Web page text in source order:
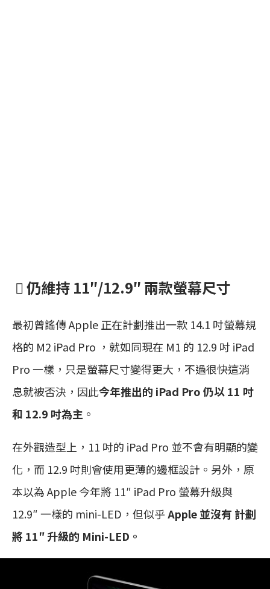
 仍維持 11″/12.9″ 兩款螢幕尺寸
最初曾謠傳 Apple 正在計劃推出一款 14.1 吋螢幕規
格的 M2 iPad Pro ，就如同現在 M1 的 12.9 吋 iPad
Pro 一樣，只是螢幕尺寸變得更大，不過很快這消
息就被否決，因此今年推出的 iPad Pro 仍以 11 吋
和 12.9 吋為主 。
在外觀造型上，11 吋的 iPad Pro 並不會有明顯的變
化，而 12.9 吋則會使用更薄的邊框設計。另外，原
本以為 Apple 今年將 11″ iPad Pro 螢幕升級與
12.9″ 一樣的 mini-LED，但似乎Apple 並沒有 計劃
將 11″ 升級的 Mini-LED。